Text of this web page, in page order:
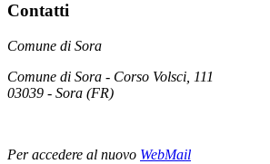
Contatti
Comune di Sora
Comune di Sora - Corso Volsci, 111
03039 - Sora (FR)
Per accedere al nuovo WebMail